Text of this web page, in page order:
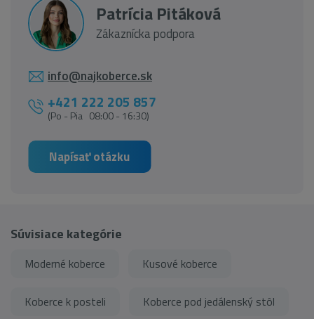
Patrícia Pitáková
Zákaznícka podpora
info@najkoberce.sk
+421 222 205 857
(Po - Pia 08:00 - 16:30)
Napísať otázku
Súvisiace kategórie
Moderné koberce Kusové koberce
Koberce k posteli Koberce pod jedálenský stôl